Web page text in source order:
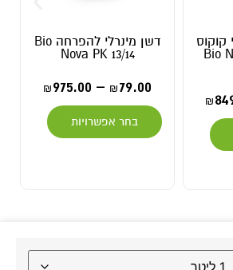
קוקוס
Bio
₪
דשן מינרלי להפרחה Bio
Nova PK 13/14
₪79.00
–
₪975.00
בחר אפשרויות